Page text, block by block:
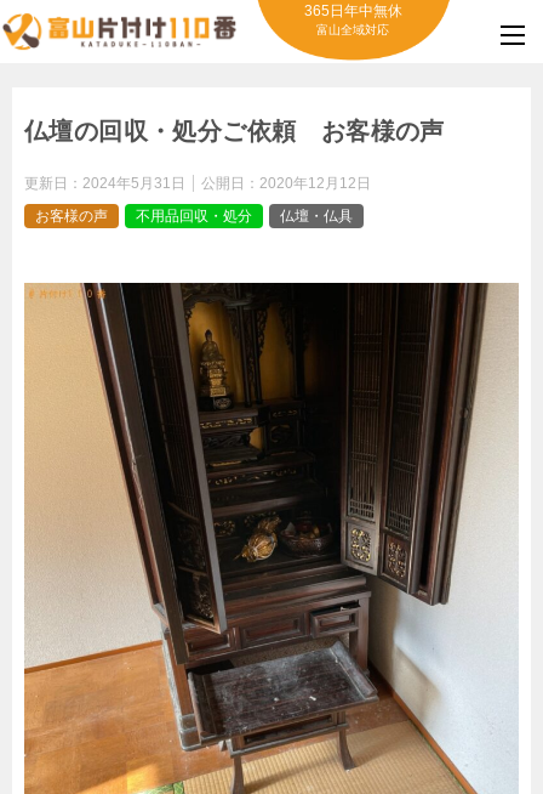
365日年中無休
富山全域対応
仏壇の回収・処分ご依頼 お客様の声
更新日： 2024年5月31日 公開日： 2020年12月12日
お客様の声
不用品回収・処分 仏壇・仏具